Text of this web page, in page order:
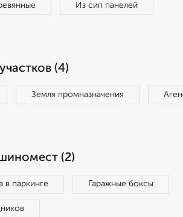
Из сип панелей
(4)
Земля промназначения
(2)
паркинге Гаражные боксы